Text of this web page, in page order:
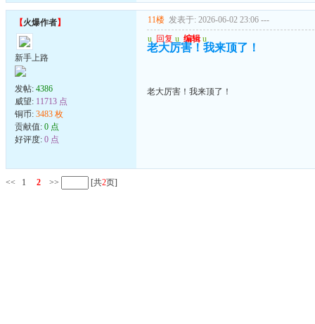
【火爆作者】
新手上路
发帖: 4386
威望: 11713 点
铜币: 3483 枚
贡献值: 0 点
好评度: 0 点
11楼 发表于: 2026-06-02 23:06 ---
u 回复 u 编辑 u
老大厉害！我来顶了！
老大厉害！我来顶了！
<< 1 2 >> [共2页]